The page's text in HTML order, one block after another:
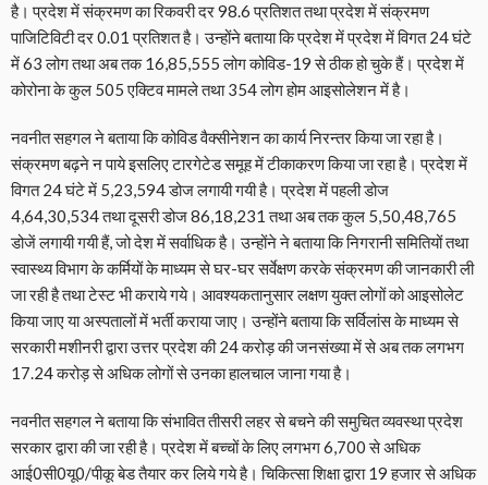
है। प्रदेश में संक्रमण का रिकवरी दर 98.6 प्रतिशत तथा प्रदेश में संक्रमण
पाजिटिविटी दर 0.01 प्रतिशत है। उन्होंने बताया कि प्रदेश में प्रदेश में विगत 24 घंटे
में 63 लोग तथा अब तक 16,85,555 लोग कोविड-19 से ठीक हो चुके हैं। प्रदेश में
कोरोना के कुल 505 एक्टिव मामले तथा 354 लोग होम आइसोलेशन में है।
नवनीत सहगल ने बताया कि कोविड वैक्सीनेशन का कार्य निरन्तर किया जा रहा है।
संक्रमण बढ़ने न पाये इसलिए टारगेटेड समूह में टीकाकरण किया जा रहा है। प्रदेश में
विगत 24 घंटे में 5,23,594 डोज लगायी गयी है। प्रदेश में पहली डोज
4,64,30,534 तथा दूसरी डोज 86,18,231 तथा अब तक कुल 5,50,48,765
डोजें लगायी गयी हैं, जो देश में सर्वाधिक है। उन्होंने ने बताया कि निगरानी समितियों तथा
स्वास्थ्य विभाग के कर्मियों के माध्यम से घर-घर सर्वेक्षण करके संक्रमण की जानकारी ली
जा रही है तथा टेस्ट भी कराये गये। आवश्यकतानुसार लक्षण युक्त लोगों को आइसोलेट
किया जाए या अस्पतालों में भर्ती कराया जाए। उन्होंने बताया कि सर्विलांस के माध्यम से
सरकारी मशीनरी द्वारा उत्तर प्रदेश की 24 करोड़ की जनसंख्या में से अब तक लगभग
17.24 करोड़ से अधिक लोगों से उनका हालचाल जाना गया है।
नवनीत सहगल ने बताया कि संभावित तीसरी लहर से बचने की समुचित व्यवस्था प्रदेश
सरकार द्वारा की जा रही है। प्रदेश में बच्चों के लिए लगभग 6,700 से अधिक
आई0सी0यू0/पीकू बेड तैयार कर लिये गये है। चिकित्सा शिक्षा द्वारा 19 हजार से अधिक